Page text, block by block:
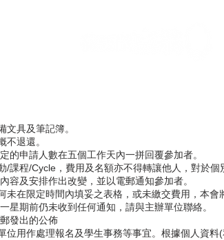
具及筆記簿。
退還。
的申請人數在五個工作天內一拼回覆參加者。
課程/Cycle，費用及名額亦不得轉讓他人，對於個
容及安排作出改變，並以電郵通知參加者。
在限定時間內填妥之表格，或未繳交費用，本會
星期前仍未收到任何通知，請與主辦單位聯絡。
發出的公佈
位用作處理報名及學生事務等事宜。根據個人資